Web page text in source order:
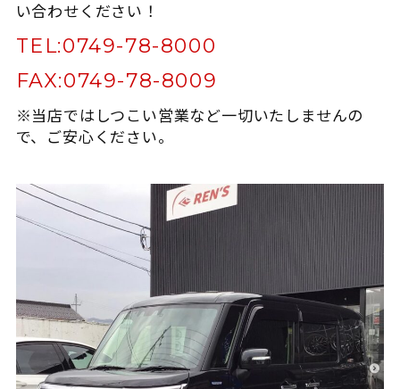
い合わせください！
TEL:0749-78-8000
FAX:0749-78-8009
※当店ではしつこい営業など一切いたしませんの
で、ご安心ください。